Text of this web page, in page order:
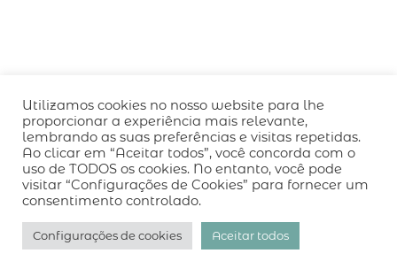
Utilizamos cookies no nosso website para lhe
proporcionar a experiência mais relevante,
lembrando as suas preferências e visitas repetidas.
Ao clicar em “Aceitar todos”, você concorda com o
uso de TODOS os cookies. No entanto, você pode
visitar “Configurações de Cookies” para fornecer um
consentimento controlado.
Configurações de cookies Aceitar todos